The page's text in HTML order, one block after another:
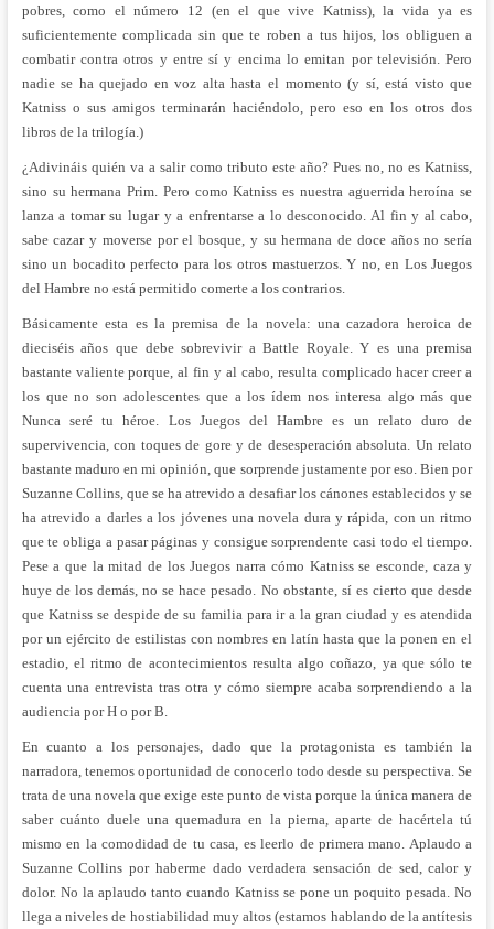
pobres, como el número 12 (en el que vive Katniss), la vida ya es
suficientemente complicada sin que te roben a tus hijos, los obliguen a
combatir contra otros y entre sí y encima lo emitan por televisión. Pero
nadie se ha quejado en voz alta hasta el momento (y sí, está visto que
Katniss o sus amigos terminarán haciéndolo, pero eso en los otros dos
libros de la trilogía.)
¿Adivináis quién va a salir como tributo este año? Pues no, no es Katniss,
sino su hermana Prim. Pero como Katniss es nuestra aguerrida heroína se
lanza a tomar su lugar y a enfrentarse a lo desconocido. Al fin y al cabo,
sabe cazar y moverse por el bosque, y su hermana de doce años no sería
sino un bocadito perfecto para los otros mastuerzos. Y no, en Los Juegos
del Hambre no está permitido comerte a los contrarios.
Básicamente esta es la premisa de la novela: una cazadora heroica de
dieciséis años que debe sobrevivir a Battle Royale. Y es una premisa
bastante valiente porque, al fin y al cabo, resulta complicado hacer creer a
los que no son adolescentes que a los ídem nos interesa algo más que
Nunca seré tu héroe. Los Juegos del Hambre es un relato duro de
supervivencia, con toques de gore y de desesperación absoluta. Un relato
bastante maduro en mi opinión, que sorprende justamente por eso. Bien por
Suzanne Collins, que se ha atrevido a desafiar los cánones establecidos y se
ha atrevido a darles a los jóvenes una novela dura y rápida, con un ritmo
que te obliga a pasar páginas y consigue sorprendente casi todo el tiempo.
Pese a que la mitad de los Juegos narra cómo Katniss se esconde, caza y
huye de los demás, no se hace pesado. No obstante, sí es cierto que desde
que Katniss se despide de su familia para ir a la gran ciudad y es atendida
por un ejército de estilistas con nombres en latín hasta que la ponen en el
estadio, el ritmo de acontecimientos resulta algo coñazo, ya que sólo te
cuenta una entrevista tras otra y cómo siempre acaba sorprendiendo a la
audiencia por H o por B.
En cuanto a los personajes, dado que la protagonista es también la
narradora, tenemos oportunidad de conocerlo todo desde su perspectiva. Se
trata de una novela que exige este punto de vista porque la única manera de
saber cuánto duele una quemadura en la pierna, aparte de hacértela tú
mismo en la comodidad de tu casa, es leerlo de primera mano. Aplaudo a
Suzanne Collins por haberme dado verdadera sensación de sed, calor y
dolor. No la aplaudo tanto cuando Katniss se pone un poquito pesada. No
llega a niveles de hostiabilidad muy altos (estamos hablando de la antítesis